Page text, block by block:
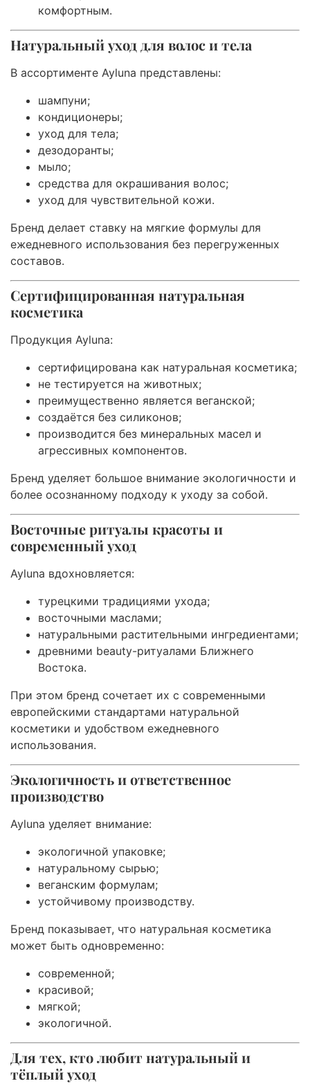
комфортным.
Натуральный уход для волос и тела
В ассортименте Ayluna представлены:
шампуни;
кондиционеры;
уход для тела;
дезодоранты;
мыло;
средства для окрашивания волос;
уход для чувствительной кожи.
Бренд делает ставку на мягкие формулы для
ежедневного использования без перегруженных
составов.
Сертифицированная натуральная
косметика
Продукция Ayluna:
сертифицирована как натуральная косметика;
не тестируется на животных;
преимущественно является веганской;
создаётся без силиконов;
производится без минеральных масел и
агрессивных компонентов.
Бренд уделяет большое внимание экологичности и
более осознанному подходу к уходу за собой.
Восточные ритуалы красоты и
современный уход
Ayluna вдохновляется:
турецкими традициями ухода;
восточными маслами;
натуральными растительными ингредиентами;
древними beauty-ритуалами Ближнего
Востока.
При этом бренд сочетает их с современными
европейскими стандартами натуральной
косметики и удобством ежедневного
использования.
Экологичность и ответственное
производство
Ayluna уделяет внимание:
экологичной упаковке;
натуральному сырью;
веганским формулам;
устойчивому производству.
Бренд показывает, что натуральная косметика
может быть одновременно:
современной;
красивой;
мягкой;
экологичной.
Для тех, кто любит натуральный и
тёплый уход